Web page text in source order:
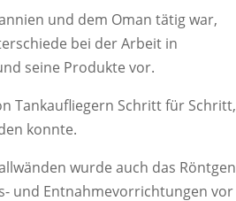
und dem Oman tätig war,
bei der Arbeit in
seine Produkte vor.
Tankaufliegern Schritt für Schritt,
konnte.
wurde auch das Röntgen
und Entnahmevorrichtungen vor